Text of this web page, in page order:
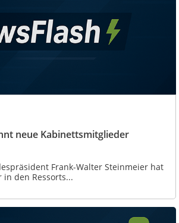
neue Kabinettsmitglieder
Frank-Walter Steinmeier hat
den Ressorts...